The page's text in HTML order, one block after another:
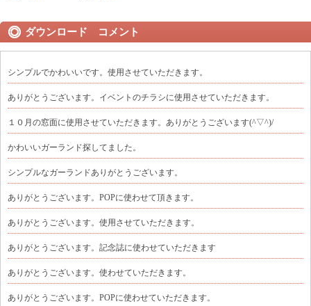
ダウンロード コメント
シンプルでかわいいです。使用させていただきます。
ありがとうございます。イベントのチラシに使用させていただきます。
１０月の窓面に使用させていただきます。ありがとうございます(^▽^)/
かわいいガーランド探してました。
シンプルなガーランドありがとうございます。
ありがとうございます。POPに使わせて頂きます。
ありがとうございます。使用させていただきます。
ありがとうございます。記念誌に使わせていただきます
ありがとうございます。使わせていただきます。
ありがとうございます。POPに使わせていただきます。